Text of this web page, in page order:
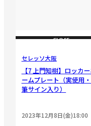
CLOSE
セレッソ大阪
【7 上門知樹】ロッカ
ームプレート（実使用
筆サイン入り）
2023年12月8日(金)18:00